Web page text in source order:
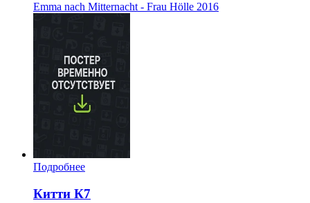
Emma nach Mitternacht - Frau Hölle 2016
Подробнее
Китти К7